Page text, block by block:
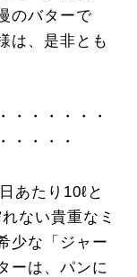
のバターで
は、是非とも
・・・・・・
・・・・
あたり10ℓと
ない貴重なミ
少な「ジャー
ーは、パンに